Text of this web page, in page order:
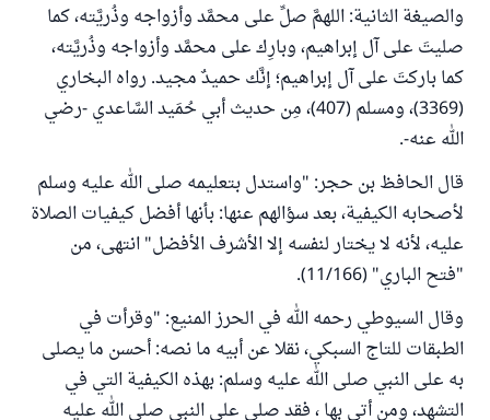
والصيغة الثانية: اللهمَّ صلِّ على محمَّد وأزواجه وذُريَّته، كما
صليتَ على آل إبراهيم، وبارِك على محمَّد وأزواجه وذُريَّته،
كما باركتَ على آل إبراهيم؛ إنَّك حميدٌ مجيد. رواه البخاري
(3369)، ومسلم (407)، مِن حديث أبي حُمَيد السَّاعدي -رضي
الله عنه-.
قال الحافظ بن حجر: "واستدل بتعليمه صلى الله عليه وسلم
لأصحابه الكيفية، بعد سؤالهم عنها: بأنها أفضل كيفيات الصلاة
عليه، لأنه لا يختار لنفسه إلا الأشرف الأفضل" انتهى، من
"فتح الباري" (11/166).
وقال السيوطي رحمه الله في الحرز المنيع: "وقرأت في
الطبقات للتاج السبكي، نقلا عن أبيه ما نصه: أحسن ما يصلى
به على النبي صلى الله عليه وسلم: بهذه الكيفية التي في
التشهد، ومن أتى بها ، فقد صلى على النبي صلى الله عليه